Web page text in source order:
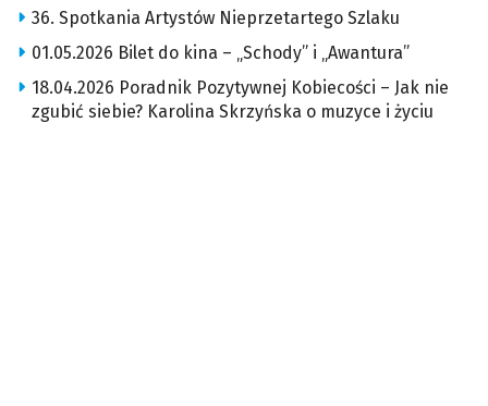
36. Spotkania Artystów Nieprzetartego Szlaku
01.05.2026 Bilet do kina – „Schody” i „Awantura”
18.04.2026 Poradnik Pozytywnej Kobiecości – Jak nie
zgubić siebie? Karolina Skrzyńska o muzyce i życiu